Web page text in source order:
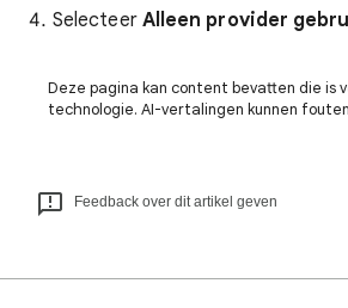
Selecteer Alleen provider
Deze pagina kan content bevatten die is
technologie. AI-vertalingen kunnen
Feedback over dit artikel geven